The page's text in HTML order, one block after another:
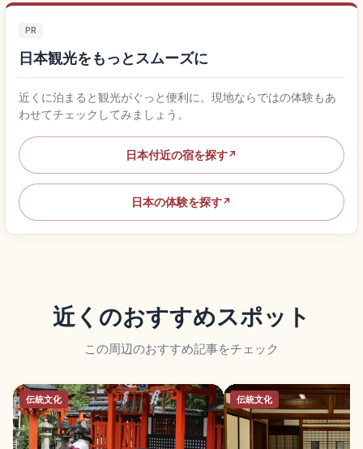
PR
日本観光をもっとスムーズに
近くに泊まると観光がぐっと便利に。現地ならではの体験もあ
わせてチェックしてみましょう。
日本付近の宿を探す↗
日本の体験を探す↗
近くのおすすめスポット
この周辺のおすすめ記事をチェック
伝統文化 伝統文化